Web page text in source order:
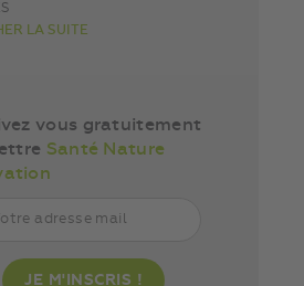
LA SUITE
vous gratuitement
Santé Nature